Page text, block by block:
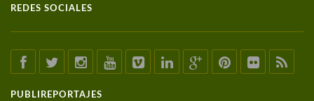
REDES SOCIALES
PUBLIREPORTAJES